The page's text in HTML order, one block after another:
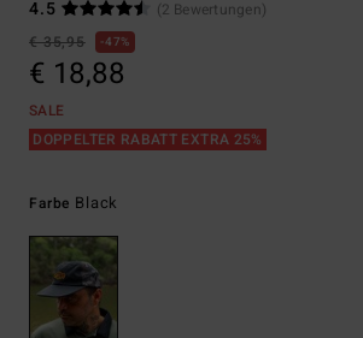
4.5
(2 Bewertungen)
€ 35,95
47%
€ 18,88
SALE
DOPPELTER RABATT EXTRA 25%
Farbe Black